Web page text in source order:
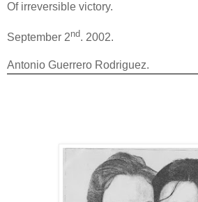
Of irreversible victory.
September 2nd. 2002.
Antonio Guerrero Rodriguez.